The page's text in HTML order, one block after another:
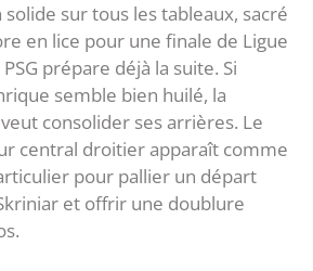
sur tous les tableaux, sacré
en lice pour une finale de Ligue
prépare déjà la suite. Si
semble bien huilé, la
consolider ses arrières. Le
central droitier apparaît comme
pour pallier un départ
et offrir une doublure